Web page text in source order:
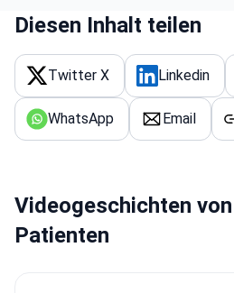
Diesen Inhalt teilen
Twitter X Linkedin
WhatsApp Email
Videogeschichten
Patienten